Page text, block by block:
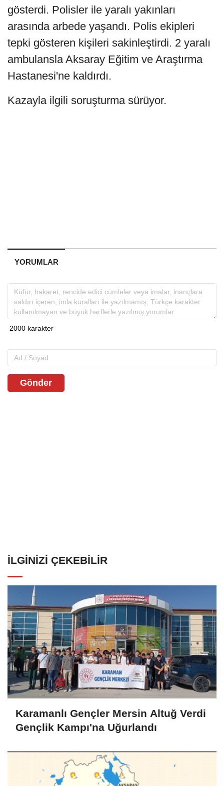
gösterdi. Polisler ile yaralı yakınları
arasında arbede yaşandı. Polis ekipleri
tepki gösteren kişileri sakinleştirdi. 2 yaralı
ambulansla Aksaray Eğitim ve Araştırma
Hastanesi'ne kaldırdı.
Kazayla ilgili soruşturma sürüyor.
YORUMLAR
Gönder
İLGINIZI ÇEKEBILIR
Karamanlı Gençler Mersin Altuğ Verdi
Gençlik Kampı'na Uğurlandı